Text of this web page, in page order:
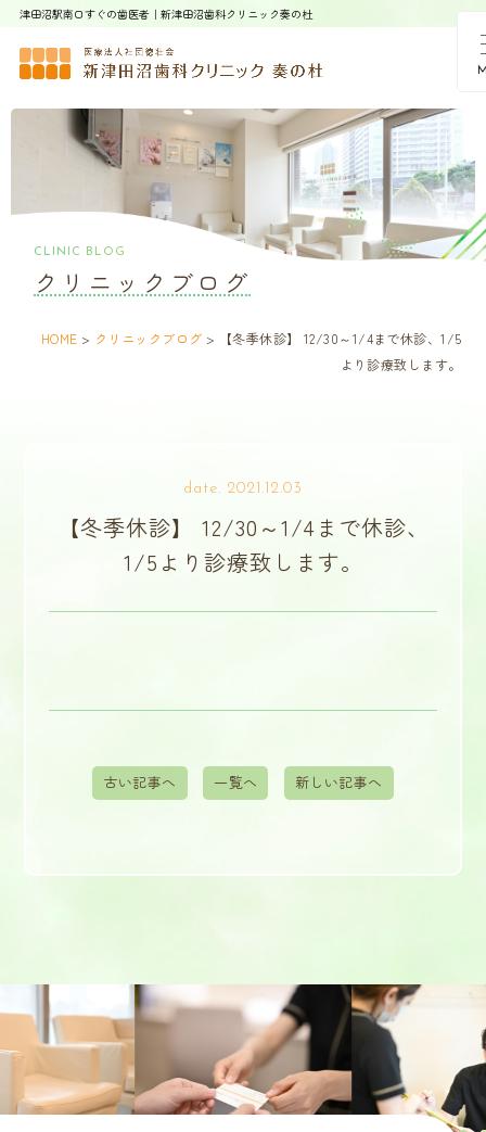
津田沼駅南口すぐの歯医者｜新津田沼歯科クリニック奏の杜
CLINIC BLOG
クリニックブログ
HOME > クリニックブログ >
【冬季休診】 12/30～1/4まで休診、1/5
より診療致します。
date. 2021.12.03
【冬季休診】 12/30～1/4まで休診、
1/5より診療致します。
古い記事へ 一覧へ 新しい記事へ